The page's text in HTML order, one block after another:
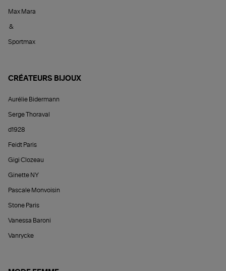
Max Mara
&
Sportmax
CRÉATEURS BIJOUX
Aurélie Bidermann
Serge Thoraval
d1928
Feidt Paris
Gigi Clozeau
Ginette NY
Pascale Monvoisin
Stone Paris
Vanessa Baroni
Vanrycke